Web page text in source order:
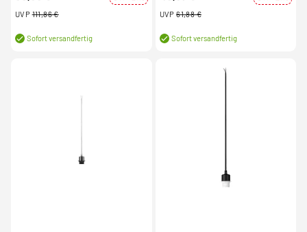
UVP 111,86 €
Sofort versandfertig
UVP 61,88 €
Sofort versandfertig